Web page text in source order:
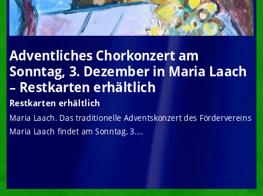
Adventliches Chorkonzert am
Sonntag, 3. Dezember in Maria Laach
– Restkarten erhältlich
Restkarten erhältlich
Maria Laach. Das traditionelle Adventskonzert des Fördervereins
Maria Laach findet am Sonntag, 3....